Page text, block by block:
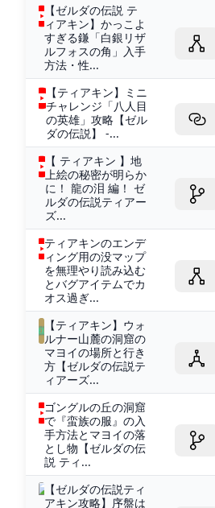
【ゼルダの伝説 テ
ィアキン】かっこよ
すぎる鎌「白銀リザ
ルフォスの角」入手
方法・性...
【ティアキン】ミニ
チャレンジ「八人目
の英雄」攻略【ゼル
ダの伝説】 -...
【 ティアキン 】地
上絵の秘密が明らか
に！ 龍の泪 編！ ゼ
ルダの伝説ティアー
ズ...
ティアキンのエンデ
ィング用の没マップ
を無理やり読み込む
とバグアイテムでカ
オス過ぎ...
【ティアキン】ウォ
ルナー山麓の洞窟の
マヨイの場所と行き
方【ゼルダの伝説テ
ィアーズ...
ゴングルの丘の洞窟
で『蛮族の服』の入
手方法とマヨイの落
とし物【ゼルダの伝
説 ティ...
【ゼルダの伝説ティ
アキン攻略】序盤は